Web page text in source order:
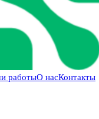
работыО насКонтакты